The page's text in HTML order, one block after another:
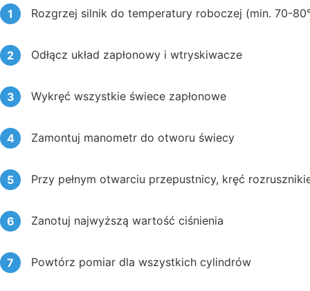
Rozgrzej silnik do temperatury roboczej (min. 70-
Odłącz układ zapłonowy i wtryskiwacze
Wykręć wszystkie świece zapłonowe
Zamontuj manometr do otworu świecy
Przy pełnym otwarciu przepustnicy, kręć
Zanotuj najwyższą wartość ciśnienia
Powtórz pomiar dla wszystkich cylindrów